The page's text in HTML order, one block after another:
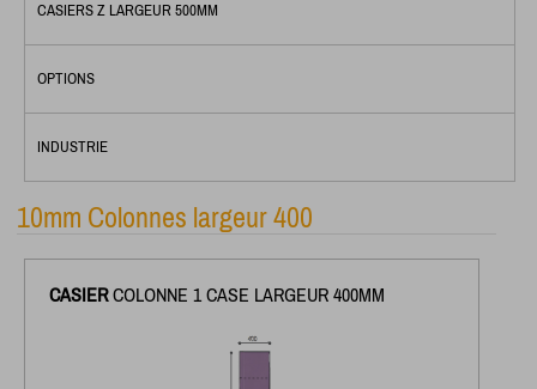
CASIERS Z LARGEUR 500MM
OPTIONS
INDUSTRIE
10mm Colonnes largeur 400
CASIERCOLONNE 1 CASE LARGEUR 400MM